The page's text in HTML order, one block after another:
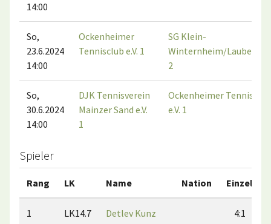
14:00
So,
23.6.2024
14:00
Ockenheimer
Tennisclub e.V. 1
SG Klein-
Winternheim/
2
So,
30.6.2024
14:00
DJK Tennisverein
Mainzer Sand e.V.
1
Ockenheimer Tennisclub
e.V. 1
Spieler
Rang LK Name Nation Einzel
1 LK14.7 Detlev Kunz 4:1